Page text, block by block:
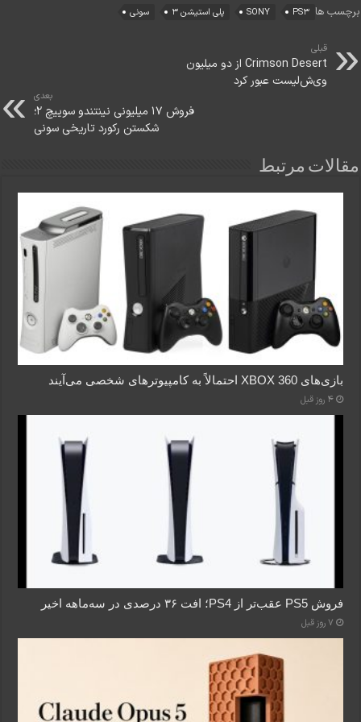
برچسب ها PS3
SONY پلی استیشن 3 سونی
قبلی
Crimson Desert از دو میلیون
وی‌ش‌لیست عبور کرد
بعدی
فروش ۱۷ میلیونی نینتندو سوییچ ۲؛
شکستن رکورد تاریخی سونی
مقالات مرتبط
بازی‌های XBOX 360 احتمالاً به کامپیوترهای شخصی می‌آیند
4 روز قبل
فروش PS5 عقب‌تر از PS4؛ افت ۳۶ درصدی در سه‌ماهه اخیر
7 روز قبل